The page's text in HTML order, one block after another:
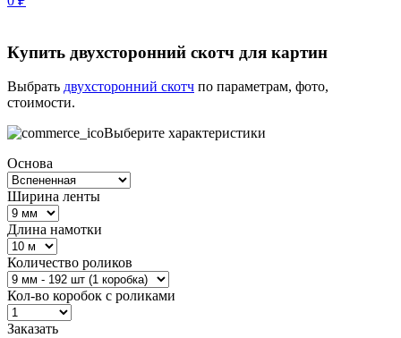
Купить двухсторонний скотч для картин
Выбрать двухсторонний скотч по параметрам, фото,
стоимости.
Выберите характеристики
Основа
Ширина ленты
Длина намотки
Количество роликов
Кол-во коробок с роликами
Заказать